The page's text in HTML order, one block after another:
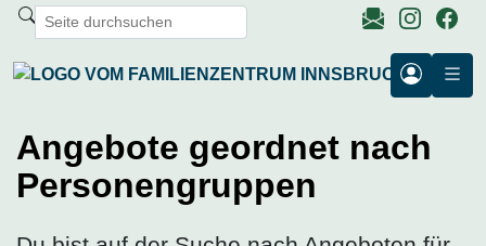
Angebote geordnet nach
Personengruppen